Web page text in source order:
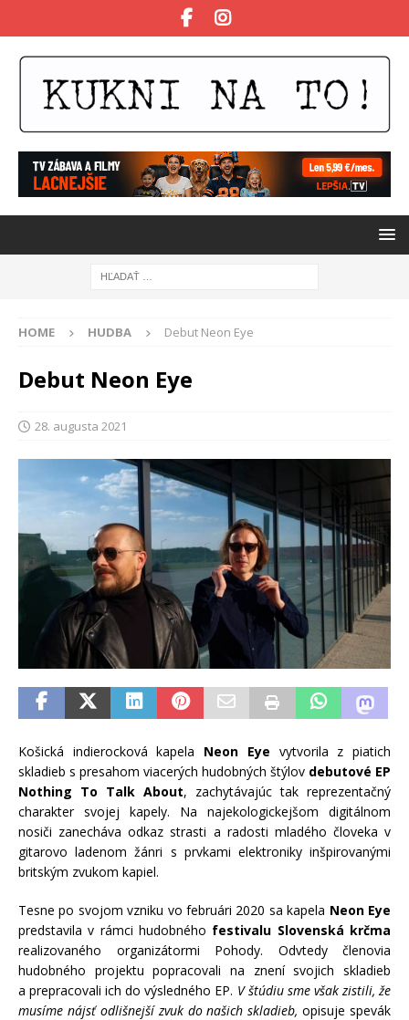
HOME HUDBA Debut Neon Eye
Debut Neon Eye
28. augusta 2021
Košická indierocková kapela Neon Eye vytvorila z piatich
skladieb s presahom viacerých hudobných štýlov debutové EP
Nothing To Talk About, zachytávajúc tak reprezentačný
charakter svojej kapely. Na najekologickejšom digitálnom
nosiči zanecháva odkaz strasti a radosti mladého človeka v
gitarovo ladenom žánri s prvkami elektroniky inšpirovanými
britským zvukom kapiel.
Tesne po svojom vzniku vo februári 2020 sa kapela Neon Eye
predstavila v rámci hudobného festivalu Slovenská krčma
realizovaného organizátormi Pohody. Odvtedy členovia
hudobného projektu popracovali na znení svojich skladieb
a prepracovali ich do výsledného EP. V štúdiu sme však zistili, že
musíme nájsť odlišnejší zvuk do našich skladieb, opisuje spevák